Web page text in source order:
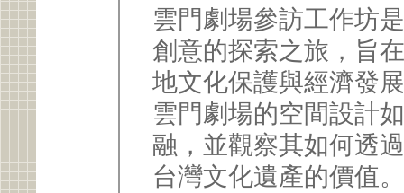
雲門劇場參訪工作坊
創意的探索之旅，旨
地文化保護與經濟發
雲門劇場的空間設計
融，並觀察其如何透
台灣文化遺產的價值